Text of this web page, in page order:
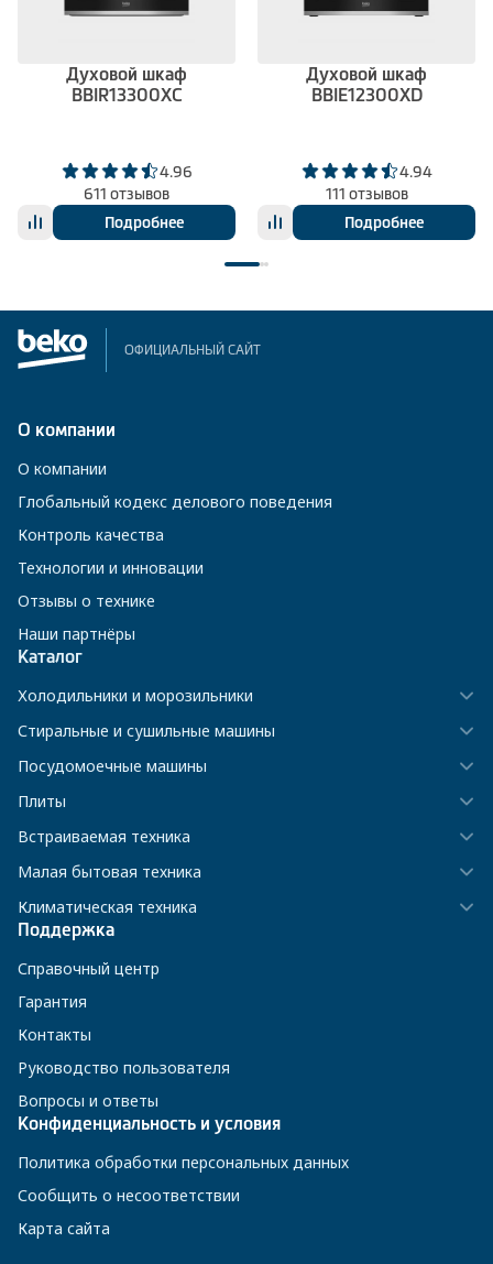
Духовой шкаф
BBIR13300XC
4.96
611 отзывов
Подробнее
Духовой шкаф
BBIE12300XD
4.94
111 отзывов
Подробнее
ОФИЦИАЛЬНЫЙ САЙТ
О компании
О компании
Глобальный кодекс делового поведения
Контроль качества
Технологии и инновации
Отзывы о технике
Наши партнёры
Каталог
Холодильники и морозильники
Стиральные и сушильные машины
Посудомоечные машины
Плиты
Встраиваемая техника
Малая бытовая техника
Климатическая техника
Поддержка
Справочный центр
Гарантия
Контакты
Руководство пользователя
Вопросы и ответы
Конфиденциальность и условия
Политика обработки персональных данных
Сообщить о несоответствии
Карта сайта